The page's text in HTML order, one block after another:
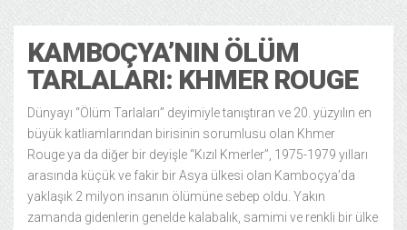
KAMBOÇYA’NIN ÖLÜM
TARLALARI: KHMER ROUGE
Dünyayı “Ölüm Tarlaları” deyimiyle tanıştıran ve 20. yüzyılın en
büyük katliamlarından birisinin sorumlusu olan Khmer
Rouge ya da diğer bir deyişle “Kızıl Kmerler”, 1975-1979 yılları
arasında küçük ve fakir bir Asya ülkesi olan Kamboçya’da
yaklaşık 2 milyon insanın ölümüne sebep oldu. Yakın
zamanda gidenlerin genelde kalabalık, samimi ve renkli bir ülke